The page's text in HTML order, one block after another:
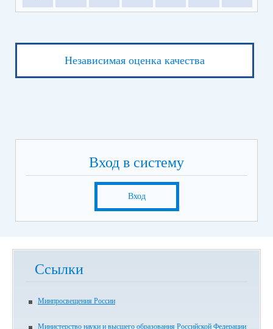
Независимая оценка качества
Вход в систему
Вход
Ссылки
Минпросвещения России
Министерство науки и высшего образования Российской Федерации